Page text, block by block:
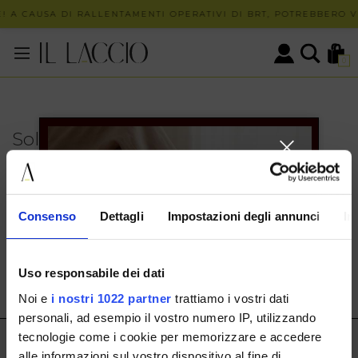
Consenso Dettagli Impostazioni degli annunci
Uso responsabile dei dati
Noi e i nostri 1022 partner trattiamo i vostri dati
personali, ad esempio il vostro numero IP, utilizzando
tecnologie come i cookie per memorizzare e accedere
A CAUSA DI RALLENTAMENTI OPERATIVI DI BRT, POTREBBERO
0
Solo in negozio
PUOI TROVARE QUESTO ARTICOLO SOLO PRESSO I
NOSTRI PUNTI VENDITA:
customerservice@illaccio.it
IL LACCIO